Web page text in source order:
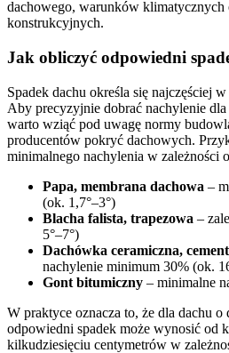
dachowego, warunków
konstrukcyjnych.
Jak obliczyć odpowiedni
Spadek dachu określa się najczęściej
Aby precyzyjnie dobrać nachylenie dla
warto wziąć pod uwagę normy
producentów pokryć dachowych.
minimalnego nachylenia w zależności
Papa, membrana dachowa –
(ok. 1,7°–3°)
Blacha falista, trapezowa –
5°–7°)
Dachówka ceramiczna,
nachylenie minimum 30% (ok.
Gont bitumiczny – minimalne
W praktyce oznacza to, że dla dachu o
odpowiedni spadek może wynosić od
kilkudziesięciu centymetrów w